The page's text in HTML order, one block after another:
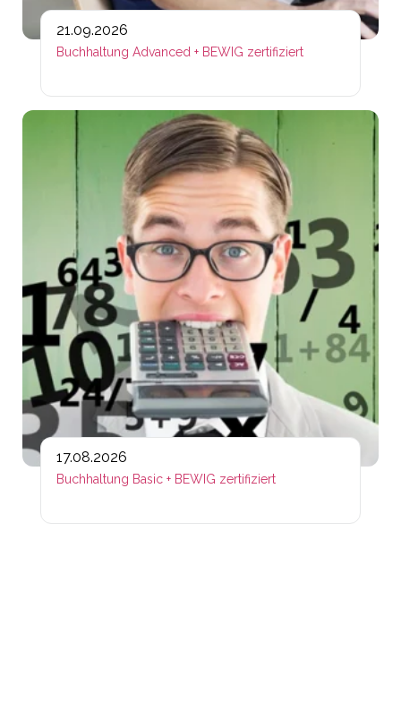
21.09.2026
Buchhaltung Advanced + BEWIG zertifiziert
17.08.2026
Buchhaltung Basic + BEWIG zertifiziert